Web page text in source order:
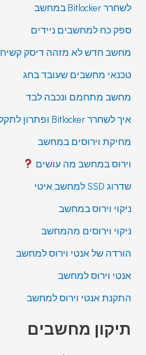
לשחרר Bitlocker במחשב
ספק כח למחשבים ניידים
מחשב חדש לא מזהה דיסק קשיח
טכנאי מחשבים שעובד בחג
מחשב מתחמם ונכבה לבד
איך לשחרר Bitlocker ופתרון לתקלה
מחיקת וירוסים במחשב
וירוס במחשב מה עושים
שדרוג SSD למחשב איטי
ניקוי וירוס במחשב
ניקוי וירוסים מהמחשב
הורדה של אנטי וירוס למחשב
אנטי וירוס למחשב
התקנת אנטי וירוס למחשב
תיקון מחשבים